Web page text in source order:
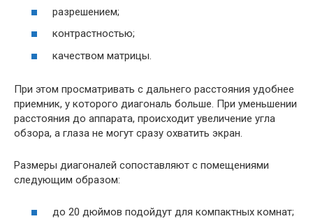
разрешением;
контрастностью;
качеством матрицы.
При этом просматривать с дальнего расстояния удобнее
приемник, у которого диагональ больше. При уменьшении
расстояния до аппарата, происходит увеличение угла
обзора, а глаза не могут сразу охватить экран.
Размеры диагоналей сопоставляют с помещениями
следующим образом:
до 20 дюймов подойдут для компактных комнат;